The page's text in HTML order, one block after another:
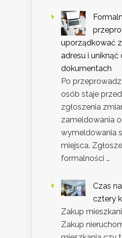
uporządkować
adresu i uniknąć
dokumentach
Po
osób staje
zgłoszenia
zameldowania
wymeldowania
miejsca.
formalności …
Czas
cztery
Zakup
Zakup